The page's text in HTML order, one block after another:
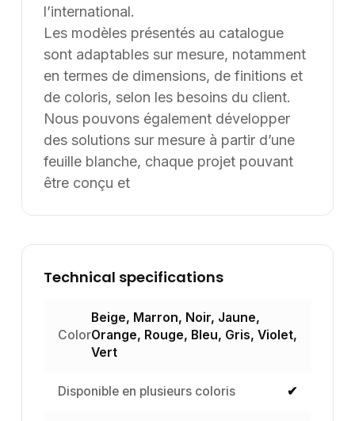
l’international.
Les modèles présentés au catalogue
sont adaptables sur mesure, notamment
en termes de dimensions, de finitions et
de coloris, selon les besoins du client.
Nous pouvons également développer
des solutions sur mesure à partir d’une
feuille blanche, chaque projet pouvant
être conçu et
Technical specifications
Color
Beige, Marron, Noir, Jaune,
Orange, Rouge, Bleu, Gris, Violet,
Vert
Disponible en plusieurs coloris ✔